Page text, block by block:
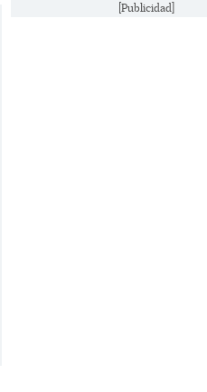
[Publicidad]